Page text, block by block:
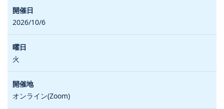
2026/10/6
火
オンライン(Zoom)